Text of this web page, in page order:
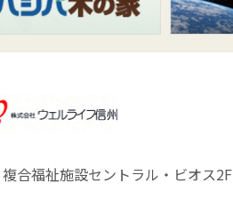
複合福祉施設セントラル・ビオス2F
Rights Reserved.